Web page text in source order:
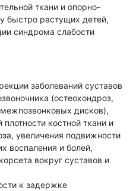
ткани и опорно-
быстро растущих детей,
синдрома слабости
заболеваний суставов
(остеохондроз,
дисков),
костной ткани и
увеличения подвижности
воспаления и болей,
вокруг суставов и
к задержке